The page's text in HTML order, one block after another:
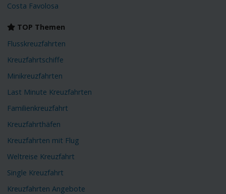
Costa Favolosa
TOP Themen
Flusskreuzfahrten
Kreuzfahrtschiffe
Minikreuzfahrten
Last Minute Kreuzfahrten
Familienkreuzfahrt
Kreuzfahrthäfen
Kreuzfahrten mit Flug
Weltreise Kreuzfahrt
Single Kreuzfahrt
Kreuzfahrten Angebote